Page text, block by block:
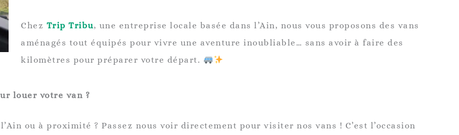
Chez Trip Tribu, une entreprise locale basée dans l’Ain, nous vous proposons des vans
aménagés tout équipés pour vivre une aventure inoubliable… sans avoir à faire des
kilomètres pour préparer votre départ.
louer votre van ?
ou à proximité ? Passez nous voir directement pour visiter nos vans ! C’est l’occasion